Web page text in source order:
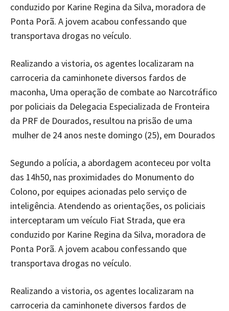
conduzido por Karine Regina da Silva, moradora de
Ponta Porã. A jovem acabou confessando que
transportava drogas no veículo.
Realizando a vistoria, os agentes localizaram na
carroceria da caminhonete diversos fardos de
maconha, Uma operação de combate ao Narcotráfico
por policiais da Delegacia Especializada de Fronteira
da PRF de Dourados, resultou na prisão de uma
mulher de 24 anos neste domingo (25), em Dourados
Segundo a polícia, a abordagem aconteceu por volta
das 14h50, nas proximidades do Monumento do
Colono, por equipes acionadas pelo serviço de
inteligência. Atendendo as orientações, os policiais
interceptaram um veículo Fiat Strada, que era
conduzido por Karine Regina da Silva, moradora de
Ponta Porã. A jovem acabou confessando que
transportava drogas no veículo.
Realizando a vistoria, os agentes localizaram na
carroceria da caminhonete diversos fardos de